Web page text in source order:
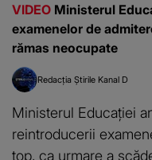
VIDEO Ministerul
examenelor de
rămas neocupate
Redacția Știrile Kanal D
Ministerul Educației
reintroducerii
top, ca urmare a